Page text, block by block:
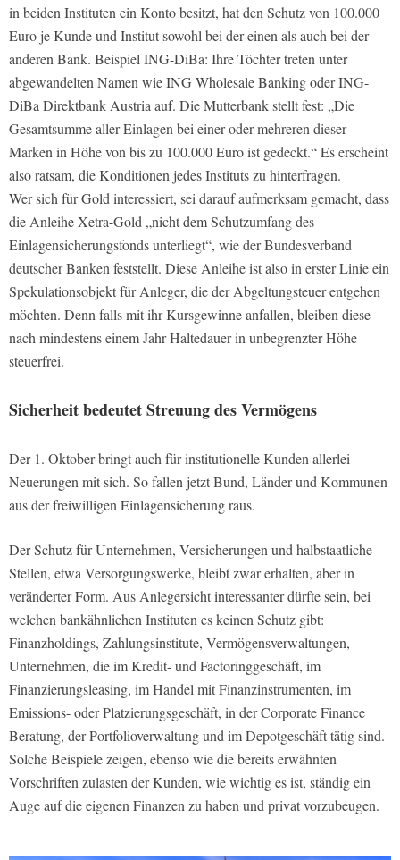
in beiden Instituten ein Konto besitzt, hat den Schutz von 100.000
Euro je Kunde und Institut sowohl bei der einen als auch bei der
anderen Bank. Beispiel ING-DiBa: Ihre Töchter treten unter
abgewandelten Namen wie ING Wholesale Banking oder ING-
DiBa Direktbank Austria auf. Die Mutterbank stellt fest: „Die
Gesamtsumme aller Einlagen bei einer oder mehreren dieser
Marken in Höhe von bis zu 100.000 Euro ist gedeckt.“ Es erscheint
also ratsam, die Konditionen jedes Instituts zu hinterfragen.
Wer sich für Gold interessiert, sei darauf aufmerksam gemacht, dass
die Anleihe Xetra-Gold „nicht dem Schutzumfang des
Einlagensicherungsfonds unterliegt“, wie der Bundesverband
deutscher Banken feststellt. Diese Anleihe ist also in erster Linie ein
Spekulationsobjekt für Anleger, die der Abgeltungsteuer entgehen
möchten. Denn falls mit ihr Kursgewinne anfallen, bleiben diese
nach mindestens einem Jahr Haltedauer in unbegrenzter Höhe
steuerfrei.
Sicherheit bedeutet Streuung des Vermögens
Der 1. Oktober bringt auch für institutionelle Kunden allerlei
Neuerungen mit sich. So fallen jetzt Bund, Länder und Kommunen
aus der freiwilligen Einlagensicherung raus.
Der Schutz für Unternehmen, Versicherungen und halbstaatliche
Stellen, etwa Versorgungswerke, bleibt zwar erhalten, aber in
veränderter Form. Aus Anlegersicht interessanter dürfte sein, bei
welchen bankähnlichen Instituten es keinen Schutz gibt:
Finanzholdings, Zahlungsinstitute, Vermögensverwaltungen,
Unternehmen, die im Kredit- und Factoringgeschäft, im
Finanzierungsleasing, im Handel mit Finanzinstrumenten, im
Emissions- oder Platzierungsgeschäft, in der Corporate Finance
Beratung, der Portfolioverwaltung und im Depotgeschäft tätig sind.
Solche Beispiele zeigen, ebenso wie die bereits erwähnten
Vorschriften zulasten der Kunden, wie wichtig es ist, ständig ein
Auge auf die eigenen Finanzen zu haben und privat vorzubeugen.